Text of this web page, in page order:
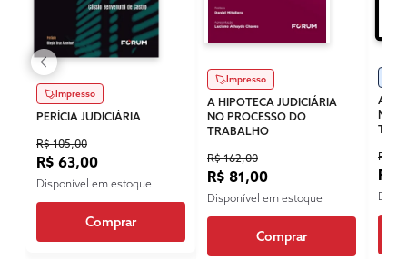
Impresso
PERÍCIA JUDICIÁRIA
R$ 105,00
R$ 63,00
Disponível em estoque
Comprar
Impresso
A HIPOTECA JUDICIÁRIA
NO PROCESSO DO
TRABALHO
R$ 162,00
R$ 81,00
Disponível em estoque
Comprar
A
NO
R$
R$